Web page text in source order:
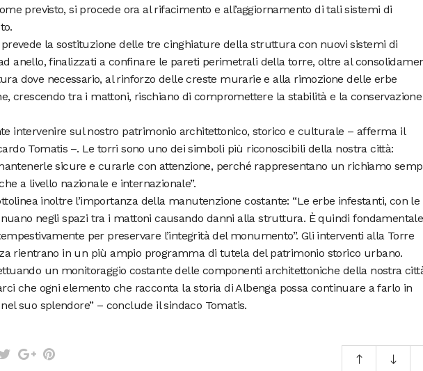
previsto, si procede ora al rifacimento e all’aggiornamento di tali sistemi di
prevede la sostituzione delle tre cinghiature della struttura con nuovi sistemi di
anello, finalizzati a confinare le pareti perimetrali della torre, oltre al
dove necessario, al rinforzo delle creste murarie e alla rimozione delle erbe
crescendo tra i mattoni, rischiano di compromettere la stabilità e la conservazione
intervenire sul nostro patrimonio architettonico, storico e culturale – afferma il
Tomatis –. Le torri sono uno dei simboli più riconoscibili della nostra città:
sicure e curarle con attenzione, perché rappresentano un richiamo
a livello nazionale e internazionale”.
inoltre l’importanza della manutenzione costante: “Le erbe infestanti, con le
negli spazi tra i mattoni causando danni alla struttura. È quindi fondamentale
per preservare l’integrità del monumento”. Gli interventi alla Torre
rientrano in un più ampio programma di tutela del patrimonio storico urbano.
un monitoraggio costante delle componenti architettoniche della nostra
che ogni elemento che racconta la storia di Albenga possa continuare a farlo in
suo splendore” – conclude il sindaco Tomatis.